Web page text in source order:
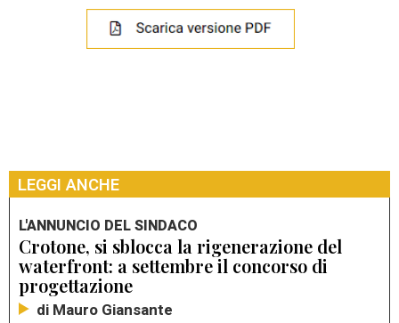
LEGGI ANCHE
L'ANNUNCIO DEL SINDACO
Crotone, si sblocca la rigenerazione del
waterfront: a settembre il concorso di
progettazione
di Mauro Giansante